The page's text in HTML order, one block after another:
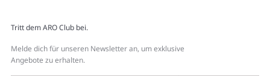
Tritt dem ARO Club bei.
Melde dich für unseren Newsletter an, um exklusive
Angebote zu erhalten.